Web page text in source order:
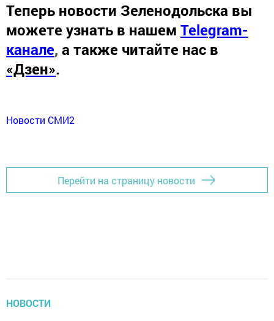
Теперь новости Зеленодольска вы
можете узнать в нашем Telegram-
канале, а также читайте нас в
«Дзен».
Новости СМИ2
Перейти на страницу новости
НОВОСТИ